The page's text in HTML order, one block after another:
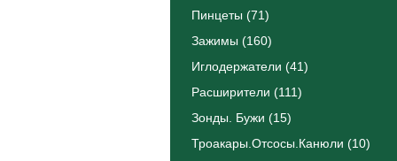
Пинцеты (71)
Зажимы (160)
Иглодержатели (41)
Расширители (111)
Зонды. Бужи (15)
Троакары.Отсосы.Канюли (10)